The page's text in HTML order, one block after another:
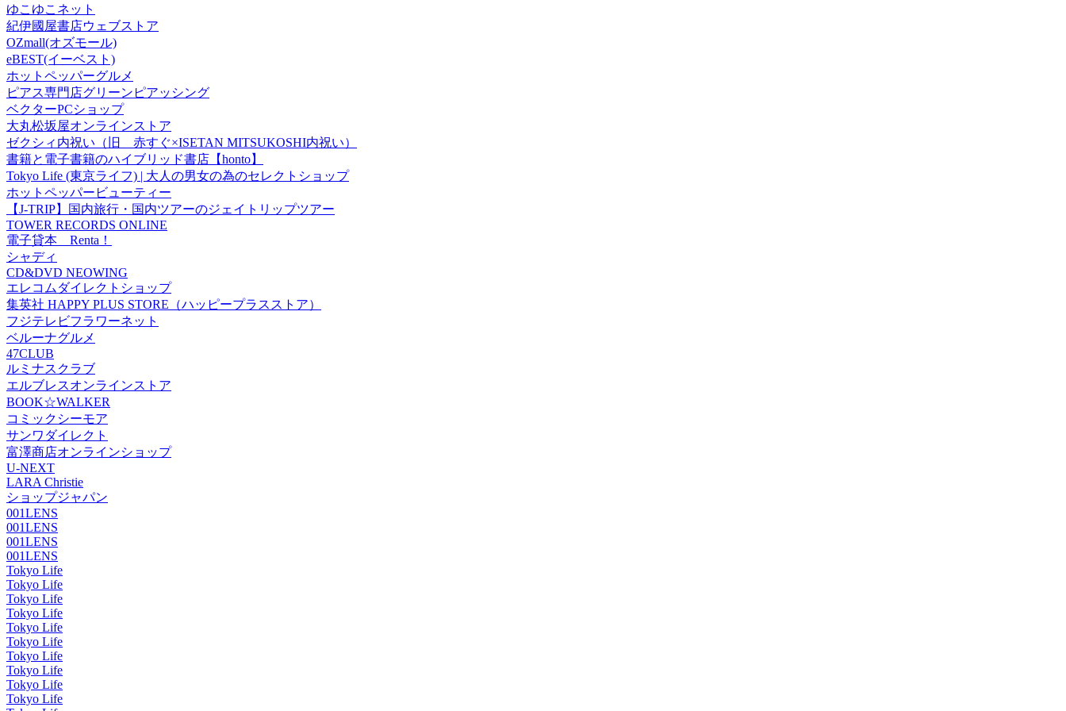
ゆこゆこネット
紀伊國屋書店ウェブストア
OZmall(オズモール)
eBEST(イーベスト)
ホットペッパーグルメ
ピアス専門店グリーンピアッシング
ベクターPCショップ
大丸松坂屋オンラインストア
ゼクシィ内祝い（旧 赤すぐ×ISETAN MITSUKOSHI内祝い）
書籍と電子書籍のハイブリッド書店【honto】
Tokyo Life (東京ライフ) | 大人の男女の為のセレクトショップ
ホットペッパービューティー
【J-TRIP】国内旅行・国内ツアーのジェイトリップツアー
TOWER RECORDS ONLINE
電子貸本 Renta！
シャディ
CD&DVD NEOWING
エレコムダイレクトショップ
集英社 HAPPY PLUS STORE（ハッピープラスストア）
フジテレビフラワーネット
ベルーナグルメ
47CLUB
ルミナスクラブ
エルブレスオンラインストア
BOOK☆WALKER
コミックシーモア
サンワダイレクト
富澤商店オンラインショップ
U-NEXT
LARA Christie
ショップジャパン
001LENS
001LENS
001LENS
001LENS
Tokyo Life
Tokyo Life
Tokyo Life
Tokyo Life
Tokyo Life
Tokyo Life
Tokyo Life
Tokyo Life
Tokyo Life
Tokyo Life